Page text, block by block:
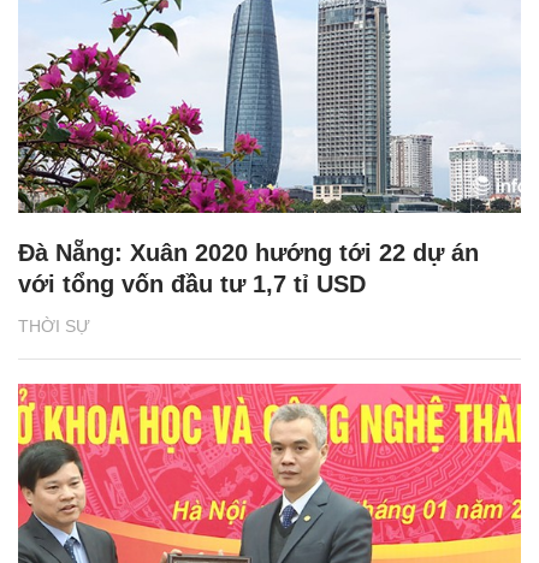
THỜI SỰ
Đà Nẵng: Xuân 2020 hướng tới 22 dự án
với tổng vốn đầu tư 1,7 tỉ USD